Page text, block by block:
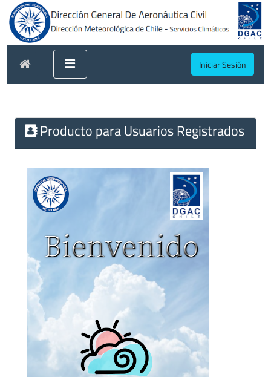
Iniciar Sesión
Producto para Usuarios Registrados